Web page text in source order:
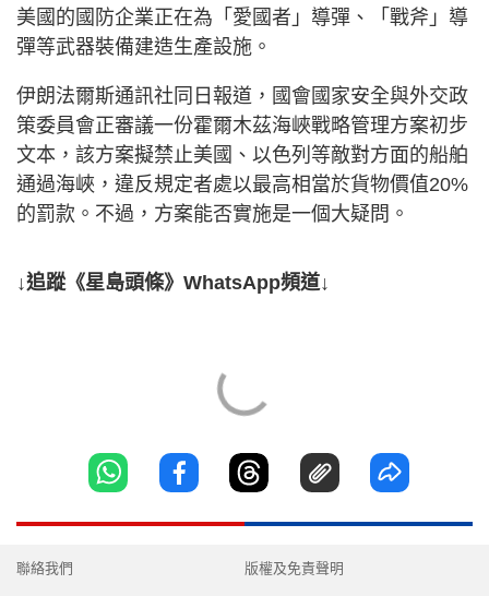
美國的國防企業正在為「愛國者」導彈、「戰斧」導
彈等武器裝備建造生產設施。
伊朗法爾斯通訊社同日報道，國會國家安全與外交政
策委員會正審議一份霍爾木茲海峽戰略管理方案初步
文本，該方案擬禁止美國、以色列等敵對方面的船舶
通過海峽，違反規定者處以最高相當於貨物價值20%
的罰款。不過，方案能否實施是一個大疑問。
↓追蹤《星島頭條》WhatsApp頻道↓
聯絡我們 版權及免責聲明